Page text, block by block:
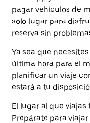
pagar vehículos de
solo lugar para
reserva sin
Ya sea que
última hora para el
planificar un viaje
estará a tu
El lugar al que
Prepárate para